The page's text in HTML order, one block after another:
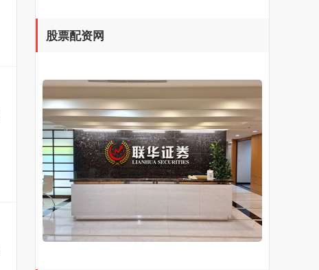
股票配资网